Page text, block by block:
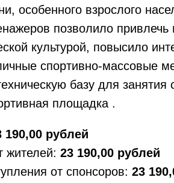
особенного взрослого
позволило
культурой, повысило
спортивно-массовые
базу для
площадка .
190,00 рублей
жителей: 23 190,00 рублей
от спонсоров: 23